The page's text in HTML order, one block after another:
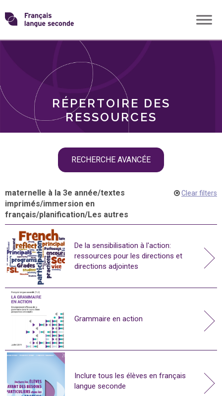
Skip
toTransformons
langue
RÉPERTOIRE DES
RESSOURCES
RECHERCHE AVANCÉE
THÈMES
maternelle à la 3e année/textes
imprimés/immersion en
français/planification/Les autres
Clear filters
De la sensibilisation à l'action:
ressources pour les directions et
directions adjointes
Grammaire en action
Inclure tous les élèves en français
langue seconde